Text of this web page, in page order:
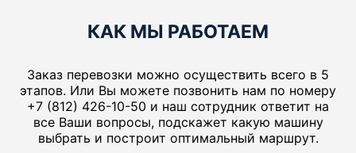
КАК МЫ РАБОТАЕМ
Заказ перевозки можно осуществить всего в 5
этапов. Или Вы можете позвонить нам по номеру
+7 (812) 426-10-50 и наш сотрудник ответит на
все Ваши вопросы, подскажет какую машину
выбрать и построит оптимальный маршрут.